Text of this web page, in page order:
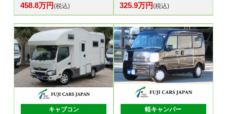
458.8万円(税込) 325.9万円(税込)
キャブコン 軽キャンパー